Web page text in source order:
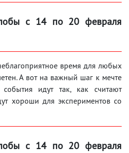
с 14 по 20 февраля
время для любых
А вот на важный шаг к мечте
события идут так, как считают
хороши для экспериментов со
с 14 по 20 февраля